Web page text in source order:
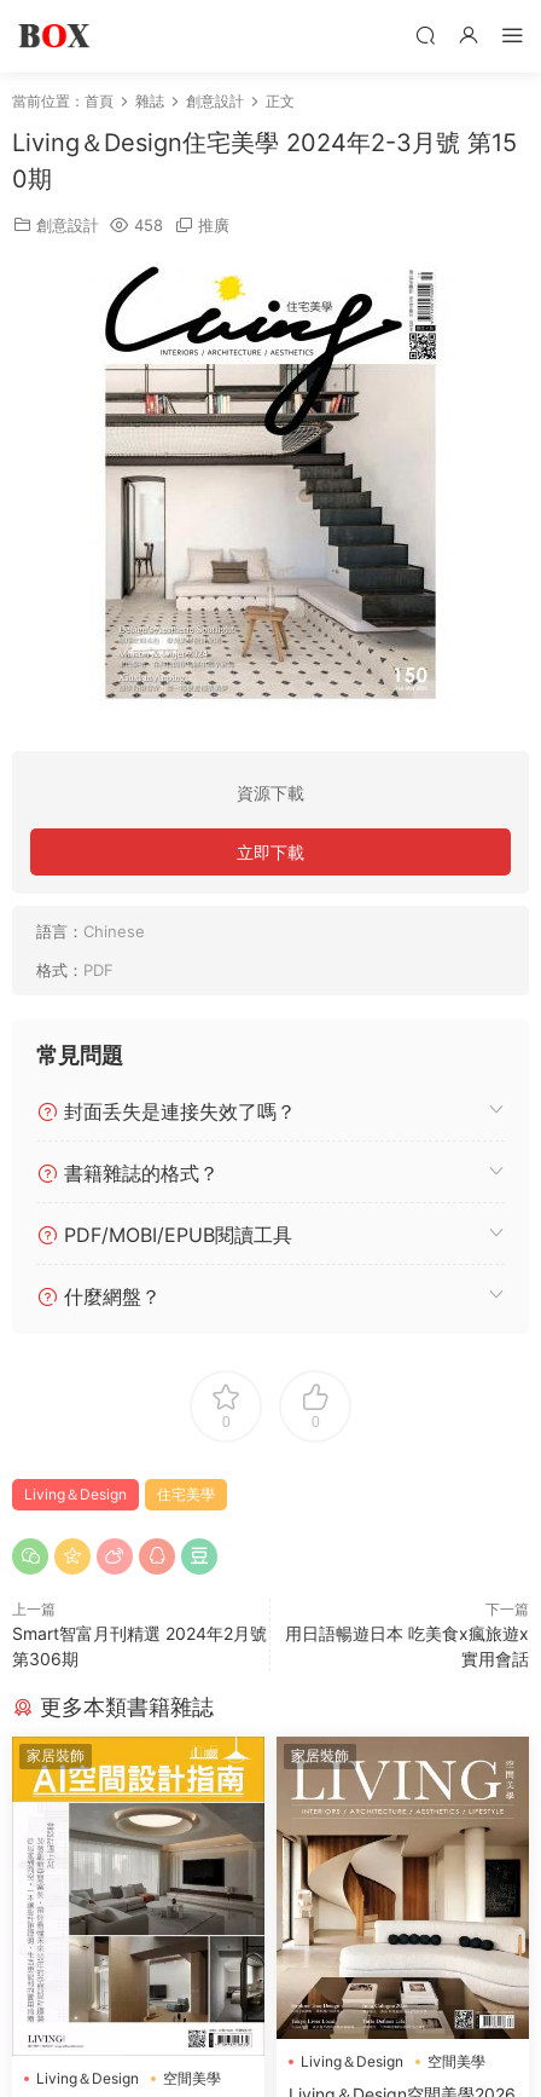
當前位置： 首頁 雜誌 創意設計 正文
Living＆Design住宅美學 2024年2-3月號 第15
0期
創意設計 458 推廣
資源下載
立即下載
語言： Chinese
格式： PDF
常見問題
封面丢失是連接失效了嗎？
書籍雜誌的格式？
PDF/MOBI/EPUB閱讀工具
什麼網盤？
0 0
Living＆Design 住宅美學
上一篇
Smart智富月刊精選 2024年2月號
第306期
下一篇
用日語暢遊日本 吃美食x瘋旅遊x
實用會話
更多本類書籍雜誌
家居裝飾
Living＆Design 空間美學
家居裝飾
Living＆Design 空間美學